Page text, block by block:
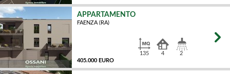
APPARTAMENTO
FAENZA (RA)
405.000 EURO
135 4 2